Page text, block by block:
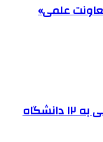
علمی»
۱۶ طرح درس فناوری کوانتومی به ۱۲ دانشگاه